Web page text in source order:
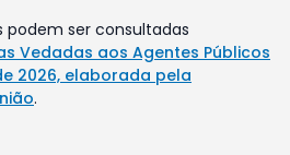
ser consultadas
Vedadas aos Agentes Públicos
2026, elaborada pela
.